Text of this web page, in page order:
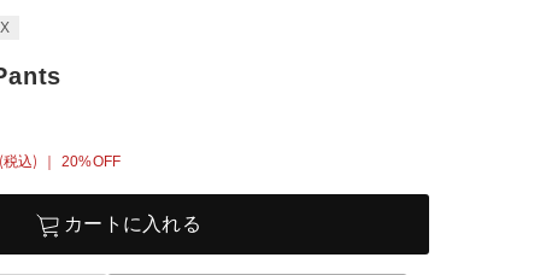
(税込) ｜ 20%OFF
カートに入れる